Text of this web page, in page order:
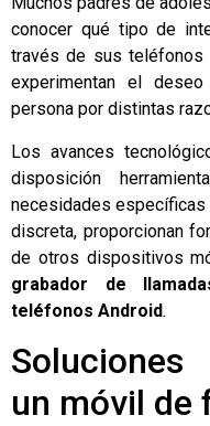
conocer qué tipo de
través de sus teléfonos
experimentan el
persona por distintas
Los avances
disposición
necesidades específicas
discreta, proporcionan
de otros dispositivos
grabador de
teléfonos Android.
un móvil de